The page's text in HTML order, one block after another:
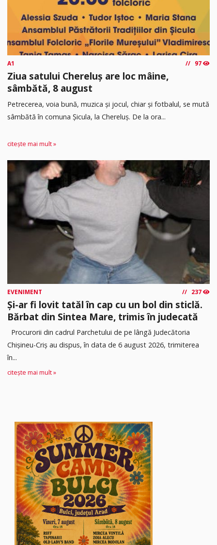
A1 97
Ziua satului Chereluș are loc mâine,
sâmbătă, 8 august
Petrecerea, voia bună, muzica și jocul, chiar și fotbalul, se mută
sâmbătă în comuna Șicula, la Chereluș. De la ora...
citește mai mult »
EVENIMENT 237
Și-ar fi lovit tatăl în cap cu un bol din sticlă.
Bărbat din Sintea Mare, trimis în judecată
Procurorii din cadrul Parchetului de pe lângă Judecătoria
Chișineu-Criș au dispus, în data de 6 august 2026, trimiterea
în...
citește mai mult »